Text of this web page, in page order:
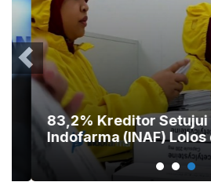
83,2% Kreditor Setujui
Indofarma (INAF) Lolos